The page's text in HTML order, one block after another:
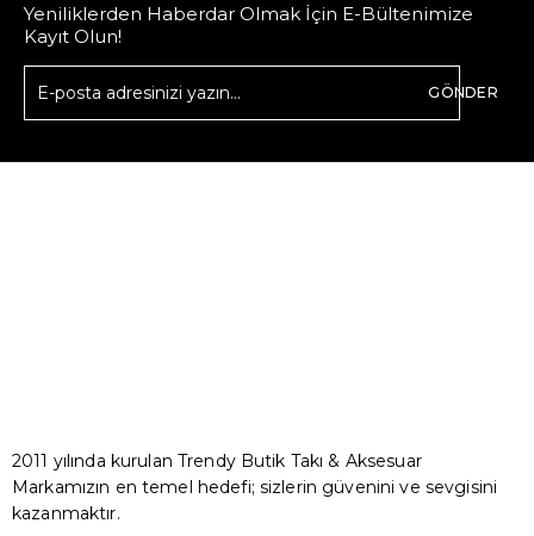
Yeniliklerden Haberdar Olmak İçin E-Bültenimize
Kayıt Olun!
GÖNDER
2011 yılında kurulan Trendy Butik Takı & Aksesuar
Markamızın en temel hedefi; sizlerin güvenini ve sevgisini
kazanmaktır.